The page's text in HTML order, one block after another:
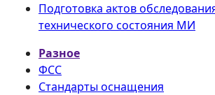
Подготовка актов
технического состояния МИ
Разное
ФСС
Стандарты оснащения